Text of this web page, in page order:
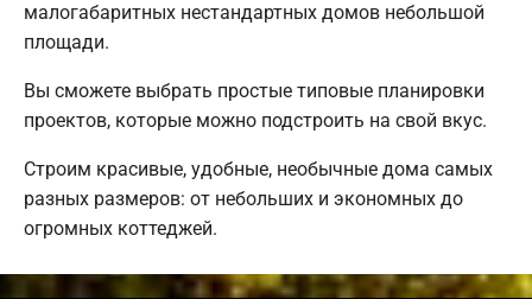
малогабаритных нестандартных домов небольшой
площади.
Вы сможете выбрать простые типовые планировки
проектов, которые можно подстроить на свой вкус.
Строим красивые, удобные, необычные дома самых
разных размеров: от небольших и экономных до
огромных коттеджей.